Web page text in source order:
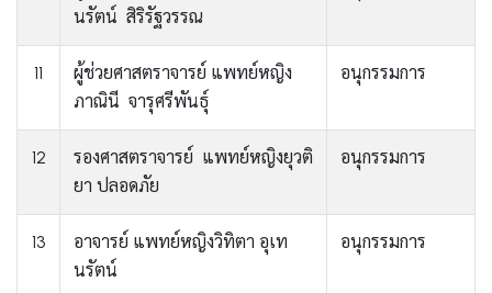
นรัตน์ สิริรัฐวรรณ
11
ผู้ช่วยศาสตราจารย์ แพทย์หญิง
ภาณินี จารุศรีพันธุ์
อนุกรรมการ
12
รองศาสตราจารย์ แพทย์หญิงยุวติ
ยา ปลอดภัย
อนุกรรมการ
13
อาจารย์ แพทย์หญิงวิทิตา อุเท
นรัตน์
อนุกรรมการ